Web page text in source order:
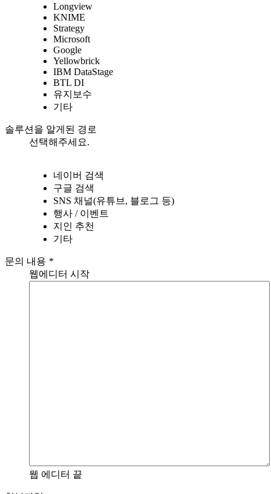
Longview
KNIME
Strategy
Microsoft
Google
Yellowbrick
IBM DataStage
BTL DI
유지보수
기타
솔루션을 알게된 경로
선택해주세요.
네이버 검색
구글 검색
SNS 채널(유튜브, 블로그 등)
행사 / 이벤트
지인 추천
기타
문의 내용 *
웹에디터 시작
웹 에디터 끝